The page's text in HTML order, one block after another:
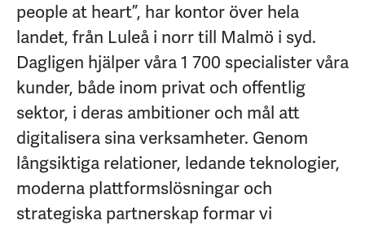
people at heart”, har kontor över hela
landet, från Luleå i norr till Malmö i syd.
Dagligen hjälper våra 1 700 specialister våra
kunder, både inom privat och offentlig
sektor, i deras ambitioner och mål att
digitalisera sina verksamheter. Genom
långsiktiga relationer, ledande teknologier,
moderna plattformslösningar och
strategiska partnerskap formar vi